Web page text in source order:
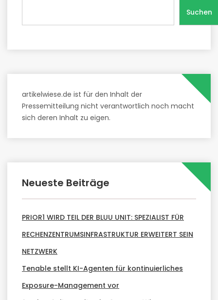
Suchen
artikelwiese.de ist für den Inhalt der
Pressemitteilung nicht verantwortlich noch macht
sich deren Inhalt zu eigen.
Neueste Beiträge
PRIOR1 WIRD TEIL DER BLUU UNIT: SPEZIALIST FÜR
RECHENZENTRUMSINFRASTRUKTUR ERWEITERT SEIN
NETZWERK
Tenable stellt KI-Agenten für kontinuierliches
Exposure-Management vor